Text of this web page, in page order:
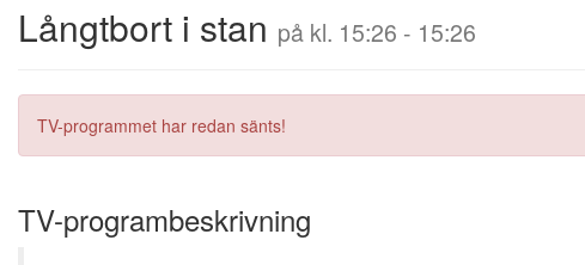
Långtbort i stan på kl. 15:26 - 15:26
TV-programmet har redan sänts!
TV-programbeskrivning